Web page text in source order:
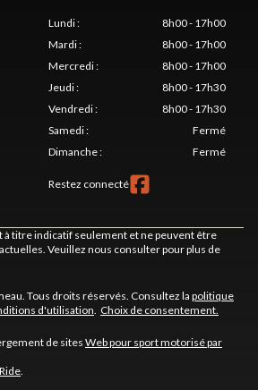
Lundi:
8h00 - 17h00
Mardi:
8h00 - 17h00
Mercredi:
8h00 - 17h00
Jeudi:
8h00 - 17h30
Vendredi:
8h00 - 17h30
Samedi:
Fermé
Dimanche: Fermé
Restez connecté
à titre indicatif seulement et ne peuvent être
Veuillez nous consulter pour plus de
Tous droits réservés. Consultez la politique
d'utilisation. Choix de consentement.
de sitesWeb pour sport motorisé par
.